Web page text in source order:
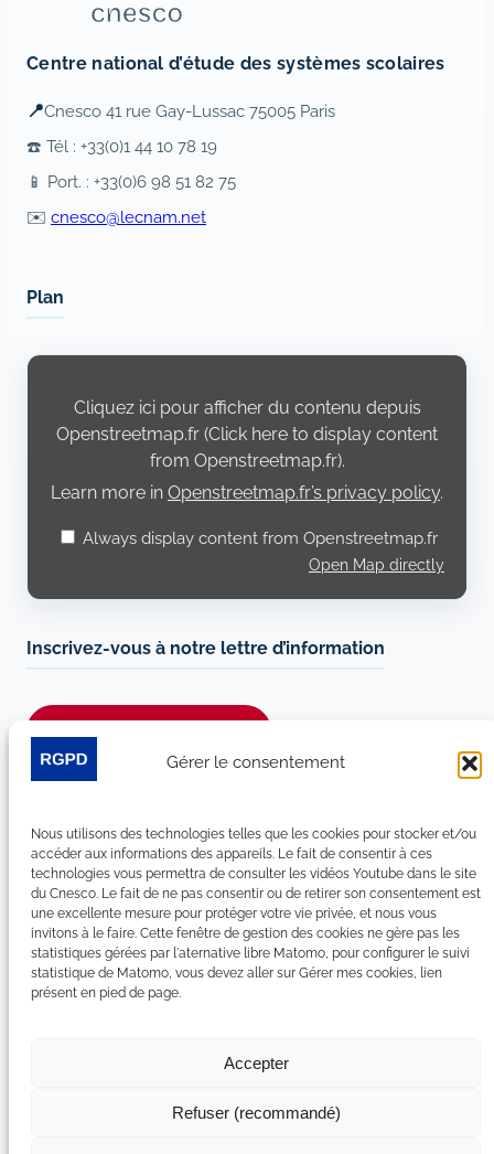
Gérer le consentement
Nous utilisons des technologies telles que les cookies pour stocker et/ou
accéder aux informations des appareils. Le fait de consentir à ces
technologies vous permettra de consulter les vidéos Youtube dans le site
du Cnesco. Le fait de ne pas consentir ou de retirer son consentement est
une excellente mesure pour protéger votre vie privée, et nous vous
invitons à le faire. Cette fenêtre de gestion des cookies ne gère pas les
statistiques gérées par l'aternative libre Matomo, pour configurer le suivi
statistique de Matomo, vous devez aller sur Gérer mes cookies, lien
présent en pied de page.
Accepter
Refuser (recommandé)
Centre national d’étude des systèmes scolaires
📍Cnesco 41 rue Gay-Lussac 75005 Paris
☎️ Tél : +33(0)1 44 10 78 19
📱 Port. : +33(0)6 98 51 82 75
✉️ cnesco@lecnam.net
Plan
Display
Openstreetmap.fr
Cliquez ici pour afficher du contenu depuis
Openstreetmap.fr (Click here to display content
from Openstreetmap.fr).
Learn more in Openstreetmap.fr’s privacy policy.
Always display content from Openstreetmap.fr
Open Map directly
Inscrivez-vous à notre lettre d’information
LinkedIn
YouTube
Facebook
Bluesky
Plan du site
Mentions légales
Gérer mes cookies